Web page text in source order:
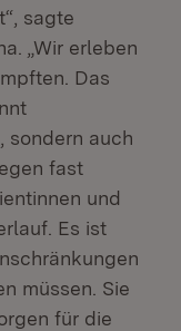
sagte
„Wir erleben
Das
sondern auch
fast
und
Es ist
müssen. Sie
für die